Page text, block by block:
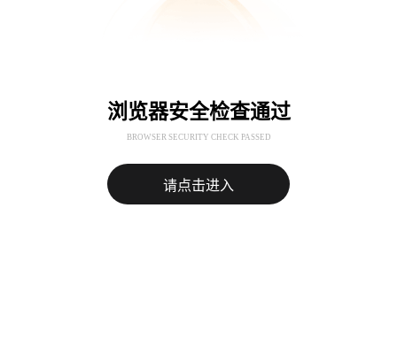
浏览器安全检查通过
BROWSER SECURITY CHECK PASSED
请点击进入